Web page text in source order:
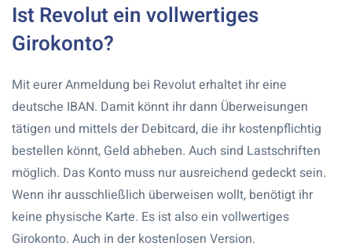
Ist Revolut ein vollwertiges
Girokonto?
Mit eurer Anmeldung bei Revolut erhaltet ihr eine
deutsche IBAN. Damit könnt ihr dann Überweisungen
tätigen und mittels der Debitcard, die ihr kostenpflichtig
bestellen könnt, Geld abheben. Auch sind Lastschriften
möglich. Das Konto muss nur ausreichend gedeckt sein.
Wenn ihr ausschließlich überweisen wollt, benötigt ihr
keine physische Karte. Es ist also ein vollwertiges
Girokonto. Auch in der kostenlosen Version.